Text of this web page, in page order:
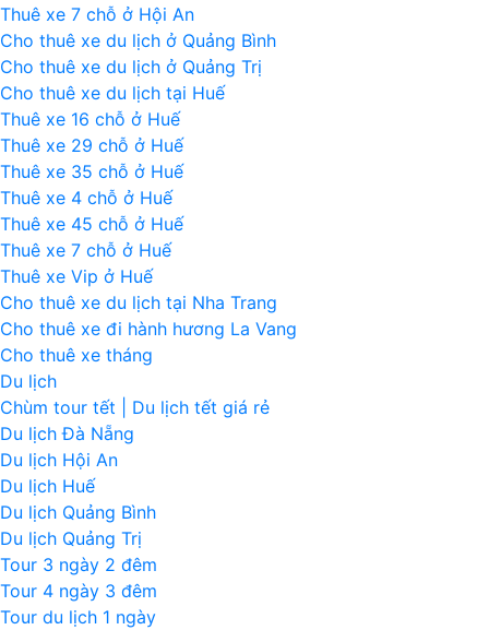
Thuê xe 7 chỗ ở Hội An
Cho thuê xe du lịch ở Quảng Bình
Cho thuê xe du lịch ở Quảng Trị
Cho thuê xe du lịch tại Huế
Thuê xe 16 chỗ ở Huế
Thuê xe 29 chỗ ở Huế
Thuê xe 35 chỗ ở Huế
Thuê xe 4 chỗ ở Huế
Thuê xe 45 chỗ ở Huế
Thuê xe 7 chỗ ở Huế
Thuê xe Vip ở Huế
Cho thuê xe du lịch tại Nha Trang
Cho thuê xe đi hành hương La Vang
Cho thuê xe tháng
Du lịch
Chùm tour tết | Du lịch tết giá rẻ
Du lịch Đà Nẵng
Du lịch Hội An
Du lịch Huế
Du lịch Quảng Bình
Du lịch Quảng Trị
Tour 3 ngày 2 đêm
Tour 4 ngày 3 đêm
Tour du lịch 1 ngày